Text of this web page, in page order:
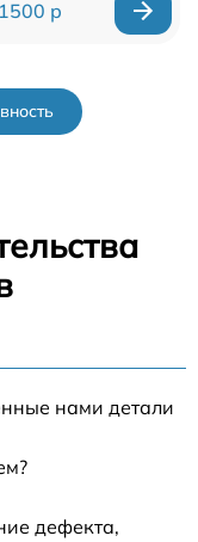
1500 р
нами детали
дефекта,